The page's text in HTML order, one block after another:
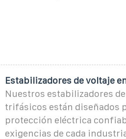
Estabilizadores de voltaje
Nuestros estabilizadores
trifásicos están diseñados
protección eléctrica
exigencias de cada